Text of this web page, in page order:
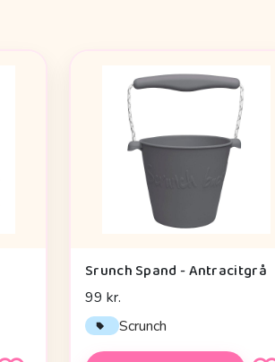
Srunch Spand - Antracitgrå
99 kr.
Scrunch